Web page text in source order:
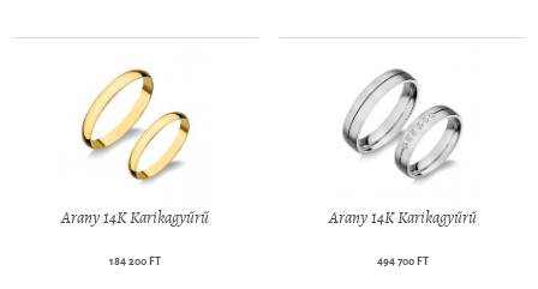
Arany 14K Karikagyűrű
184 200 FT
Arany 14K Karikagyűrű
494 700 FT